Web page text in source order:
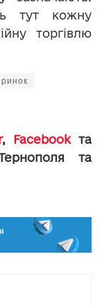
тут кожну
торгівлю
ринок
, Facebookта
та